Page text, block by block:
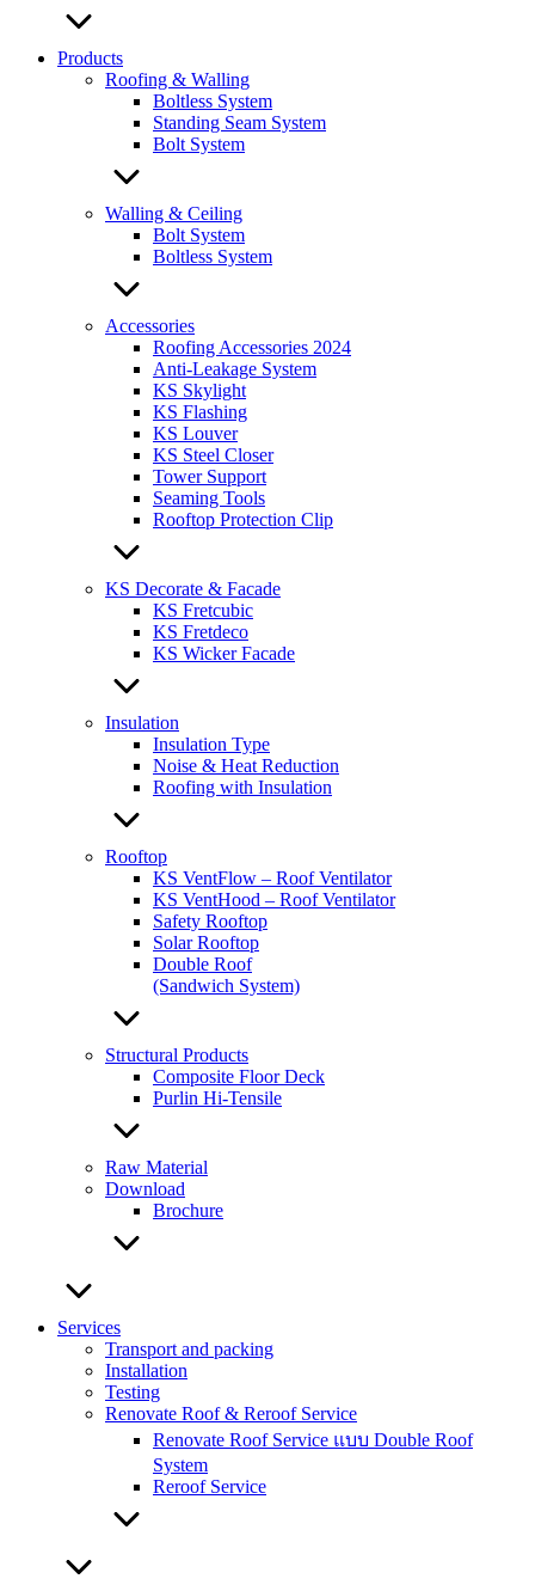
Products
Roofing & Walling
Boltless System
Standing Seam System
Bolt System
Walling & Ceiling
Bolt System
Boltless System
Accessories
Roofing Accessories 2024
Anti-Leakage System
KS Skylight
KS Flashing
KS Louver
KS Steel Closer
Tower Support
Seaming Tools
Rooftop Protection Clip
KS Decorate & Facade
KS Fretcubic
KS Fretdeco
KS Wicker Facade
Insulation
Insulation Type
Noise & Heat Reduction
Roofing with Insulation
Rooftop
KS VentFlow – Roof Ventilator
KS VentHood – Roof Ventilator
Safety Rooftop
Solar Rooftop
Double Roof
(Sandwich System)
Structural Products
Composite Floor Deck
Purlin Hi-Tensile
Raw Material
Download
Brochure
Services
Transport and packing
Installation
Testing
Renovate Roof & Reroof Service
Renovate Roof Service แบบ Double Roof
System
Reroof Service